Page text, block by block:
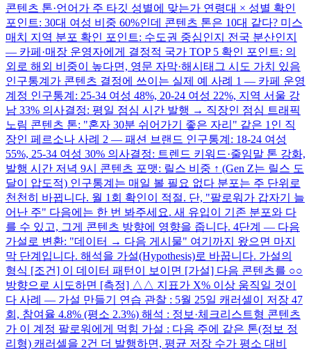
콘텐츠 톤·언어가 주 타깃 성별에 맞는가 연령대 × 성별 확인
포인트: 30대 여성 비중 60%인데 콘텐츠 톤은 10대 같다? 미스
매치 지역 분포 확인 포인트: 수도권 중심인지 전국 분산인지
— 카페·매장 운영자에게 결정적 국가 TOP 5 확인 포인트: 의
외로 해외 비중이 높다면, 영문 자막·해시태그 시도 가치 있음
인구통계가 콘텐츠 결정에 쓰이는 실제 예 사례 1 — 카페 운영
계정 인구통계: 25-34 여성 48%, 20-24 여성 22%, 지역 서울 강
남 33% 의사결정: 평일 점심 시간 발행 → 직장인 점심 트래픽
노림 콘텐츠 톤: "혼자 30분 쉬어가기 좋은 자리" 같은 1인 직
장인 페르소나 사례 2 — 패션 브랜드 인구통계: 18-24 여성
55%, 25-34 여성 30% 의사결정: 트렌드 키워드·줄임말 톤 강화,
발행 시간 저녁 9시 콘텐츠 포맷: 릴스 비중 ↑ (Gen Z는 릴스 도
달이 압도적) 인구통계는 매일 볼 필요 없다 분포는 주 단위로
천천히 바뀝니다. 월 1회 확인이 적절. 단, "팔로워가 갑자기 늘
어난 주" 다음에는 한 번 봐주세요. 새 유입이 기존 분포와 다
를 수 있고, 그게 콘텐츠 방향에 영향을 줍니다. 4단계 — 다음
가설로 변환: "데이터 → 다음 게시물" 여기까지 왔으면 마지
막 단계입니다. 해석을 가설(Hypothesis)로 바꿉니다. 가설의
형식 [조건] 이 데이터 패턴이 보이면 [가설] 다음 콘텐츠를 ○○
방향으로 시도하면 [측정] △△ 지표가 X% 이상 움직일 것이
다 사례 — 가설 만들기 연습 관찰 : 5월 25일 캐러셀이 저장 47
회, 참여율 4.8% (평소 2.3%) 해석 : 정보·체크리스트형 콘텐츠
가 이 계정 팔로워에게 먹힘 가설 : 다음 주에 같은 톤(정보 정
리형) 캐러셀을 2건 더 발행하면, 평균 저장 수가 평소 대비